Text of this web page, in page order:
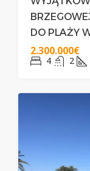
DO PLAŻY
2.300.000€
4 2